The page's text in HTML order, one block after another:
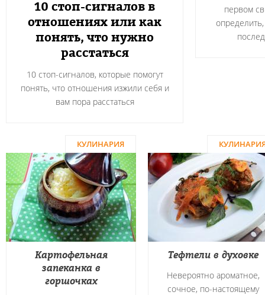
первом
10 стоп-сигналов в
отношениях или как
понять, что нужно
расстаться
10 стоп-сигналов, которые помогут
понять, что отношения изжили себя и
вам пора расстаться
КУЛИНАРИЯ
Картофельная
запеканка в
горшочках
Тефтели в духовке
Невероятно ароматное,
сочное, по-настоящему